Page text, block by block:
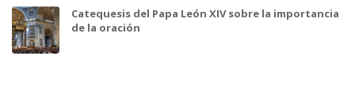
Catequesis del Papa León XIV sobre la importancia
de la oración